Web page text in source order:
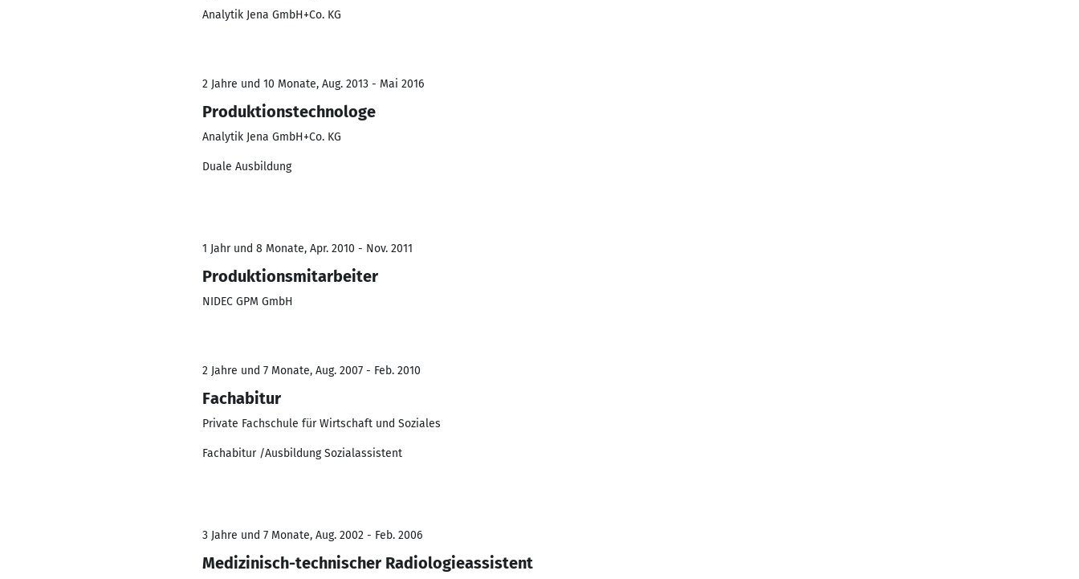
Analytik Jena GmbH+Co. KG
2 Jahre und 10 Monate, Aug. 2013 - Mai 2016
Produktionstechnologe
Analytik Jena GmbH+Co. KG
Duale Ausbildung
1 Jahr und 8 Monate, Apr. 2010 - Nov. 2011
Produktionsmitarbeiter
NIDEC GPM GmbH
2 Jahre und 7 Monate, Aug. 2007 - Feb. 2010
Fachabitur
Private Fachschule für Wirtschaft und Soziales
Fachabitur /Ausbildung Sozialassistent
3 Jahre und 7 Monate, Aug. 2002 - Feb. 2006
Medizinisch-technischer Radiologieassistent